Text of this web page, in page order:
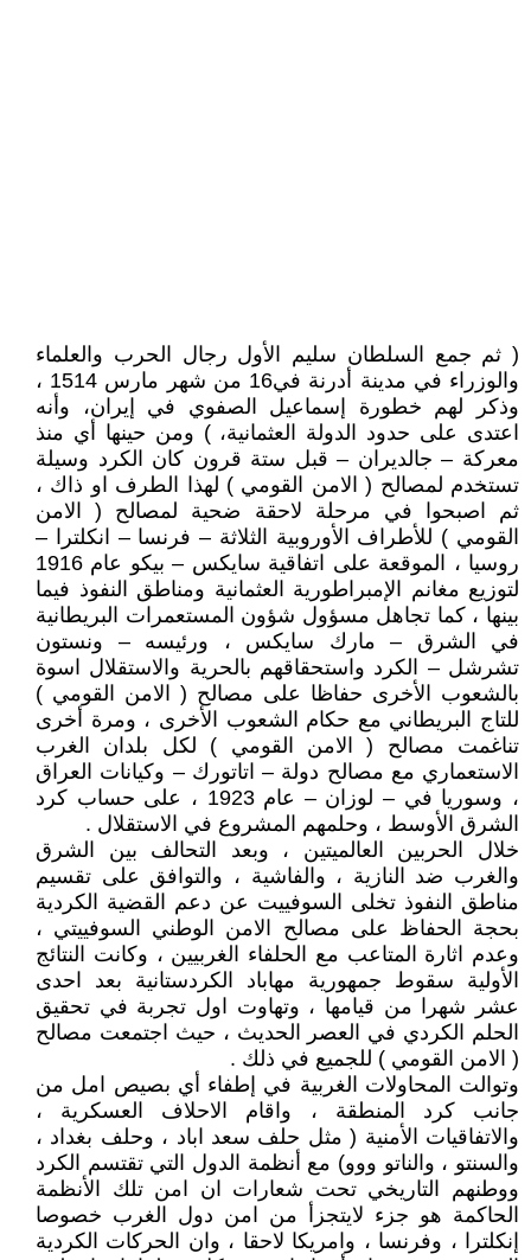
( ثم جمع السلطان سليم الأول رجال الحرب والعلماء
والوزراء في مدينة أدرنة في16 من شهر مارس 1514 ،
وذكر لهم خطورة إسماعيل الصفوي في إيران، وأنه
اعتدى على حدود الدولة العثمانية، ) ومن حينها أي منذ
معركة – جالديران – قبل ستة قرون كان الكرد وسيلة
تستخدم لمصالح ( الامن القومي ) لهذا الطرف او ذاك ،
ثم اصبحوا في مرحلة لاحقة ضحية لمصالح ( الامن
القومي ) للأطراف الأوروبية الثلاثة – فرنسا – انكلترا –
روسيا ، الموقعة على اتفاقية سايكس – بيكو عام 1916
لتوزيع مغانم الإمبراطورية العثمانية ومناطق النفوذ فيما
بينها ، كما تجاهل مسؤول شؤون المستعمرات البريطانية
في الشرق – مارك سايكس ، ورئيسه – ونستون
تشرشل – الكرد واستحقاقهم بالحرية والاستقلال اسوة
بالشعوب الأخرى حفاظا على مصالح ( الامن القومي )
للتاج البريطاني مع حكام الشعوب الأخرى ، ومرة أخرى
تناغمت مصالح ( الامن القومي ) لكل بلدان الغرب
الاستعماري مع مصالح دولة – اتاتورك – وكيانات العراق
، وسوريا في – لوزان – عام 1923 ، على حساب كرد
الشرق الأوسط ، وحلمهم المشروع في الاستقلال .
خلال الحربين العالميتين ، وبعد التحالف بين الشرق
والغرب ضد النازية ، والفاشية ، والتوافق على تقسيم
مناطق النفوذ تخلى السوفييت عن دعم القضية الكردية
بحجة الحفاظ على مصالح الامن الوطني السوفييتي ،
وعدم اثارة المتاعب مع الحلفاء الغربيين ، وكانت النتائج
الأولية سقوط جمهورية مهاباد الكردستانية بعد احدى
عشر شهرا من قيامها ، وتهاوت اول تجربة في تحقيق
الحلم الكردي في العصر الحديث ، حيث اجتمعت مصالح
( الامن القومي ) للجميع في ذلك .
وتوالت المحاولات الغربية في إطفاء أي بصيص امل من
جانب كرد المنطقة ، واقام الاحلاف العسكرية ،
والاتفاقيات الأمنية ( مثل حلف سعد اباد ، وحلف بغداد ،
والسنتو ، والناتو ووو) مع أنظمة الدول التي تقتسم الكرد
ووطنهم التاريخي تحت شعارات ان امن تلك الأنظمة
الحاكمة هو جزء لايتجزأ من امن دول الغرب خصوصا
إنكلترا ، وفرنسا ، وامريكا لاحقا ، وان الحركات الكردية